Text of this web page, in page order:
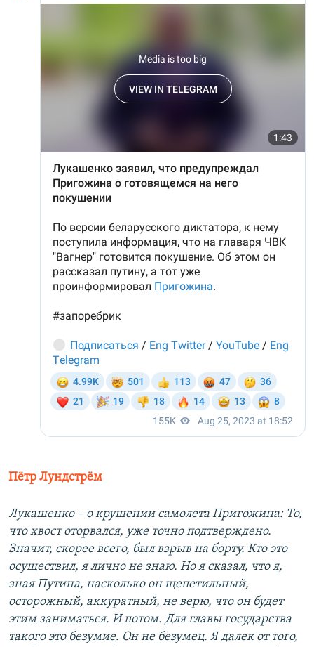
Пётр Лундстрём
Лукашенко – о крушении самолета Пригожина: То,
что хвост оторвался, уже точно подтверждено.
Значит, скорее всего, был взрыв на борту. Кто это
осуществил, я лично не знаю. Но я сказал, что я,
зная Путина, насколько он щепетильный,
осторожный, аккуратный, не верю, что он будет
этим заниматься. И потом. Для главы государства
такого это безумие. Он не безумец. Я далек от того,